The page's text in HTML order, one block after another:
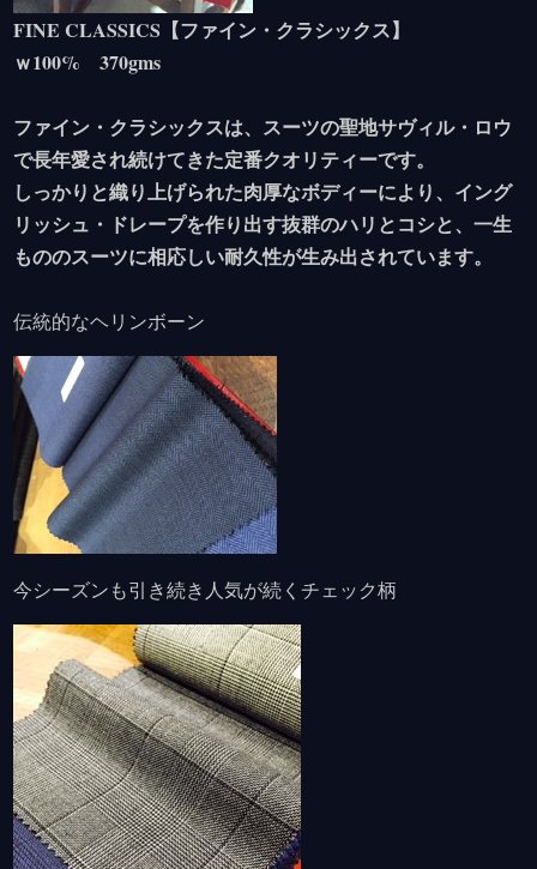
FINE CLASSICS【ファイン・クラシックス】
ｗ100% 370gms
ファイン・クラシックスは、スーツの聖地サヴィル・ロウ
で長年愛され続けてきた定番クオリティーです。
しっかりと織り上げられた肉厚なボディーにより、イング
リッシュ・ドレープを作り出す抜群のハリとコシと、一生
もののスーツに相応しい耐久性が生み出されています。
伝統的なヘリンボーン
今シーズンも引き続き人気が続くチェック柄